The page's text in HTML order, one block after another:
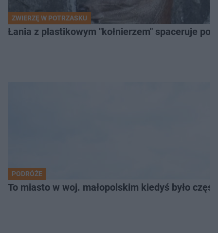
ZWIERZĘ W POTRZASKU
Łania z plastikowym "kołnierzem" spaceruje po
PODRÓŻE
To miasto w woj. małopolskim kiedyś było